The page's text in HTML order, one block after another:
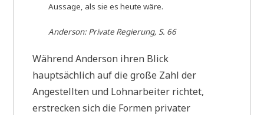
Aussage, als sie es heute wäre.
Anderson:Private Regierung, S. 66
Während Anderson ihren Blick
hauptsächlich auf die große Zahl der
Angestellten und Lohnarbeiter richtet,
erstrecken sich die Formen privater